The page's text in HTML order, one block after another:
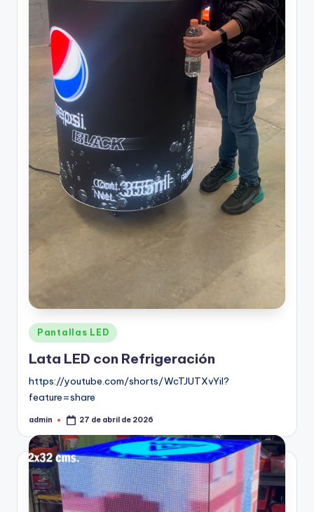
Pantallas LED
Lata LED con Refrigeración
https://youtube.com/shorts/WcTJUTXvYiI?
feature=share
admin 27 de abril de 2026